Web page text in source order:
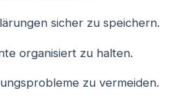
sicher zu speichern.
organisiert zu halten.
zu vermeiden.